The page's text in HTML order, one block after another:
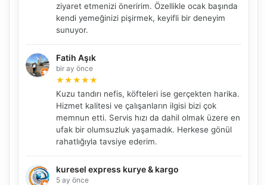
ziyaret etmenizi öneririm. Özellikle ocak başında
kendi yemeğinizi pişirmek, keyifli bir deneyim
sunuyor.
Fatih Aşık
bir ay önce
★★★★★
Kuzu tandırı nefis, köfteleri ise gerçekten harika.
Hizmet kalitesi ve çalışanların ilgisi bizi çok
memnun etti. Servis hızı da dahil olmak üzere en
ufak bir olumsuzluk yaşamadık. Herkese gönül
rahatlığıyla tavsiye ederim.
kuresel express kurye & kargo
5 ay önce